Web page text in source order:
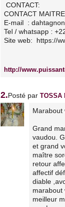
CONTACT:
CONTACT
E-mail :
Tel / whatsapp :
Site web: https://
http://
2.Posté par TOSSA
Marabout
Grand
vaudou.
et grand
maître
retour
affectif
diable
marabout
meilleur